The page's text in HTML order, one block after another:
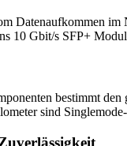
Datenaufkommen
10 Gbit/s SFP+
bestimmt
sind